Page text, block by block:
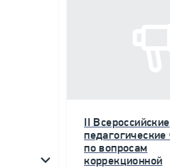
II Всероссийские
педагогические
по вопросам
коррекционной